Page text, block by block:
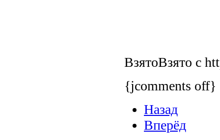
ВзятоВзято с
{jcomments off}
Назад
Вперёд